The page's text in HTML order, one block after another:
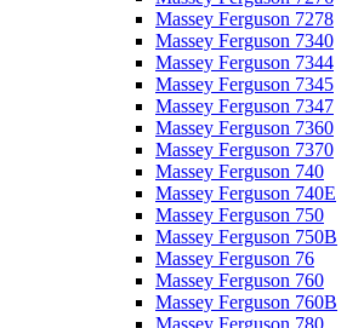
Massey Ferguson 7278
Massey Ferguson 7340
Massey Ferguson 7344
Massey Ferguson 7345
Massey Ferguson 7347
Massey Ferguson 7360
Massey Ferguson 7370
Massey Ferguson 740
Massey Ferguson 740E
Massey Ferguson 750
Massey Ferguson 750B
Massey Ferguson 76
Massey Ferguson 760
Massey Ferguson 760B
Massey Ferguson 780